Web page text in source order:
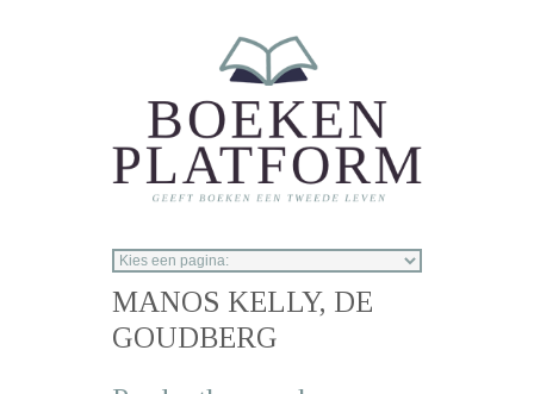
MANOS KELLY, DE
GOUDBERG